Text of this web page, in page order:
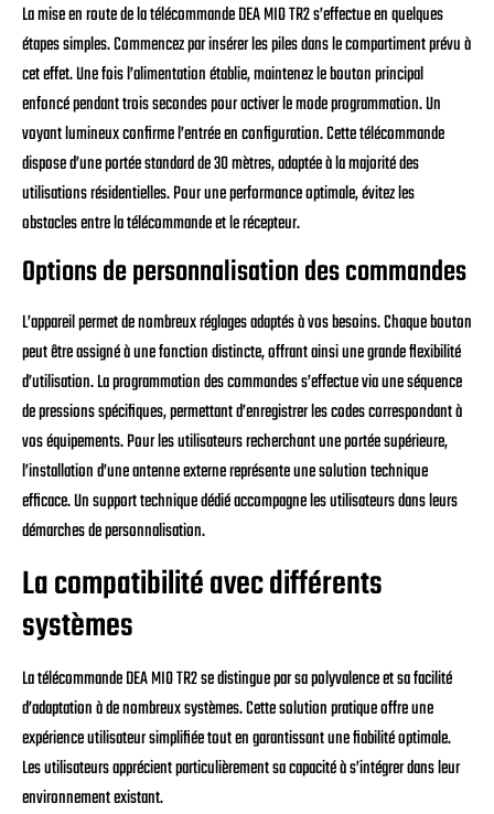
La mise en route de la télécommande DEA MIO TR2 s’effectue en quelques
étapes simples. Commencez par insérer les piles dans le compartiment prévu à
cet effet. Une fois l’alimentation établie, maintenez le bouton principal
enfoncé pendant trois secondes pour activer le mode programmation. Un
voyant lumineux confirme l’entrée en configuration. Cette télécommande
dispose d’une portée standard de 30 mètres, adaptée à la majorité des
utilisations résidentielles. Pour une performance optimale, évitez les
obstacles entre la télécommande et le récepteur.
Options de personnalisation des commandes
L’appareil permet de nombreux réglages adaptés à vos besoins. Chaque bouton
peut être assigné à une fonction distincte, offrant ainsi une grande flexibilité
d’utilisation. La programmation des commandes s’effectue via une séquence
de pressions spécifiques, permettant d’enregistrer les codes correspondant à
vos équipements. Pour les utilisateurs recherchant une portée supérieure,
l’installation d’une antenne externe représente une solution technique
efficace. Un support technique dédié accompagne les utilisateurs dans leurs
démarches de personnalisation.
La compatibilité avec différents
systèmes
La télécommande DEA MIO TR2 se distingue par sa polyvalence et sa facilité
d’adaptation à de nombreux systèmes. Cette solution pratique offre une
expérience utilisateur simplifiée tout en garantissant une fiabilité optimale.
Les utilisateurs apprécient particulièrement sa capacité à s’intégrer dans leur
environnement existant.